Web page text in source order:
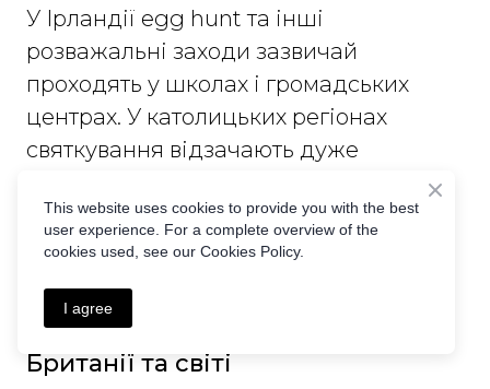
У Ірландії egg hunt та інші
розважальні заходи зазвичай
проходять у школах і громадських
центрах. У католицьких регіонах
святкування відзачають дуже
урочисто, емоційно, із збереженням
релігійного сенсу. У протестантських
регіонах – більш світське святкування,
Цікаві факти про Великдень у
Британії та світі
This website uses cookies to provide you with the best
user experience. For a complete overview of the
cookies used, see our Cookies Policy.
I agree